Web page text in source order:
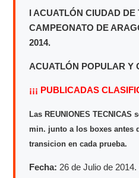
I ACUATLÓN CIUDAD DE
CAMPEONATO DE
2014.
ACUATLÓN POPULAR Y
¡¡¡ PUBLICADAS
Las REUNIONES TECNICAS
min. junto a los boxes antes
transicion en cada prueba.
Fecha: 26 de Julio de 2014.